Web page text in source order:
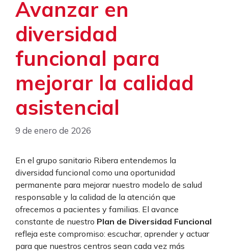
Avanzar en
diversidad
funcional para
mejorar la calidad
asistencial
9 de enero de 2026
En el grupo sanitario Ribera entendemos la
diversidad funcional como una oportunidad
permanente para mejorar nuestro modelo de salud
responsable y la calidad de la atención que
ofrecemos a pacientes y familias. El avance
constante de nuestro Plan de Diversidad Funcional
refleja este compromiso: escuchar, aprender y actuar
para que nuestros centros sean cada vez más